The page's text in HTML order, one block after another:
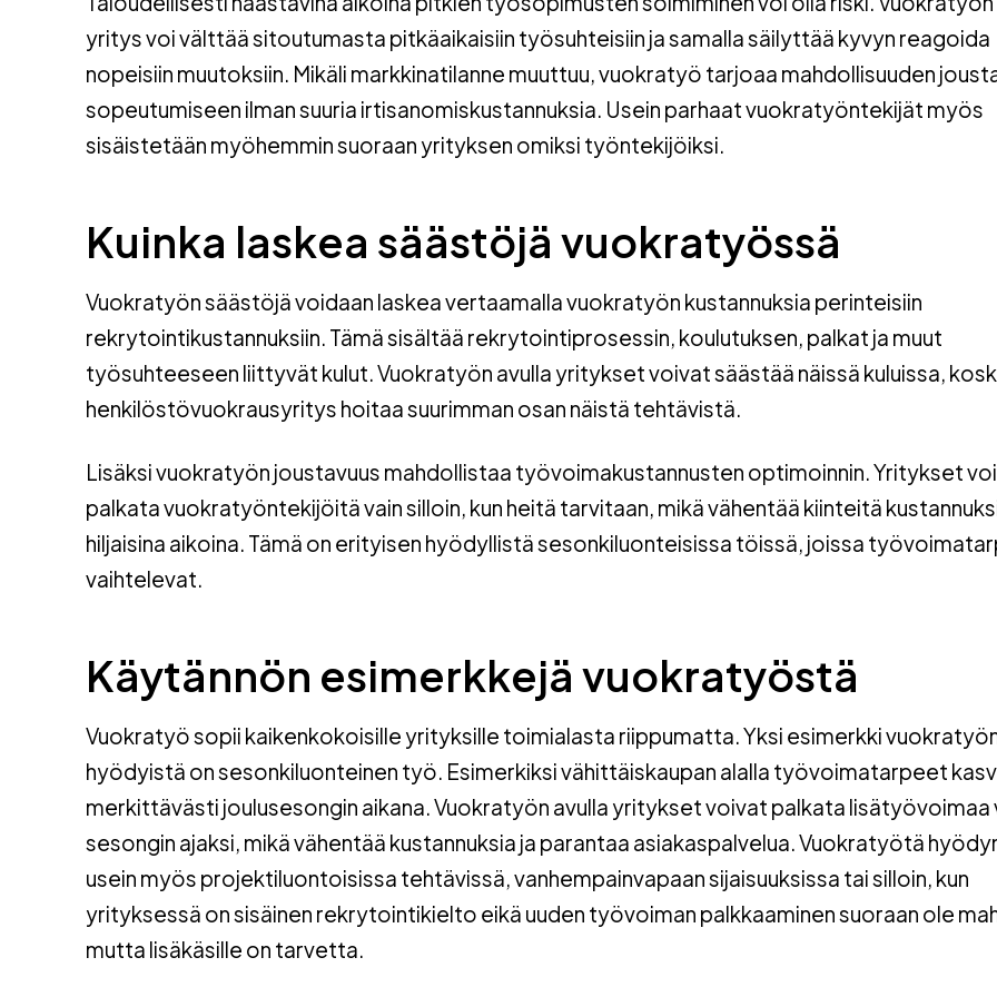
yritys voi välttää sitoutumasta pitkäaikaisiin työsuhteisiin ja samalla säilyttää kyvyn reagoida
nopeisiin muutoksiin. Mikäli markkinatilanne muuttuu, vuokratyö tarjoaa mahdollisuuden
sopeutumiseen ilman suuria irtisanomiskustannuksia. Usein parhaat vuokratyöntekijät myös
sisäistetään myöhemmin suoraan yrityksen omiksi työntekijöiksi.
Kuinka laskea säästöjä vuokratyössä
Vuokratyön säästöjä voidaan laskea vertaamalla vuokratyön kustannuksia perinteisiin
rekrytointikustannuksiin. Tämä sisältää rekrytointiprosessin, koulutuksen, palkat ja muut
työsuhteeseen liittyvät kulut. Vuokratyön avulla yritykset voivat säästää näissä kuluissa,
henkilöstövuokrausyritys hoitaa suurimman osan näistä tehtävistä.
Lisäksi vuokratyön joustavuus mahdollistaa työvoimakustannusten optimoinnin. Yritykset
palkata vuokratyöntekijöitä vain silloin, kun heitä tarvitaan, mikä vähentää kiinteitä
hiljaisina aikoina. Tämä on erityisen hyödyllistä sesonkiluonteisissa töissä, joissa
vaihtelevat.
Käytännön esimerkkejä vuokratyöstä
Vuokratyö sopii kaikenkokoisille yrityksille toimialasta riippumatta. Yksi esimerkki
hyödyistä on sesonkiluonteinen työ. Esimerkiksi vähittäiskaupan alalla työvoimatarpeet
merkittävästi joulusesongin aikana. Vuokratyön avulla yritykset voivat palkata lisätyövoimaa
sesongin ajaksi, mikä vähentää kustannuksia ja parantaa asiakaspalvelua. Vuokratyötä
usein myös projektiluontoisissa tehtävissä, vanhempainvapaan sijaisuuksissa tai silloin, kun
yrityksessä on sisäinen rekrytointikielto eikä uuden työvoiman palkkaaminen suoraan ole
mutta lisäkäsille on tarvetta.